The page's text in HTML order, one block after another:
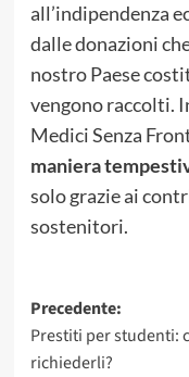
all’indipendenza
dalle donazioni
nostro Paese
vengono raccolti.
Medici Senza
maniera
solo grazie ai
sostenitori.
Navigazione
articolo
Precedente:
Prestiti per studenti:
richiederli?